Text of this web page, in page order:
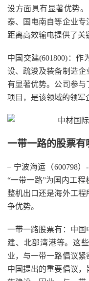
设方面具有显著优势
泰、国电南自等企业专
距离高效输电提供了关
中国交建(601800)：
设、疏浚及装备制造
有显著优势。公司参与
项目，是该领域的领军
一带一路的股票有
– 宁波海运（600798
“一带一路”为国内工
整机出口还是海外工
争优势。
一带一路股票有：中国
建、北部湾港等。这
业，与一带一路倡议
中国提出的重要倡议